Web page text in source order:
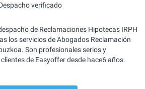
verificado
de Reclamaciones Hipotecas IRPH
los servicios de Abogados Reclamación
Son profesionales serios y
de Easyoffer desde hace6 años.